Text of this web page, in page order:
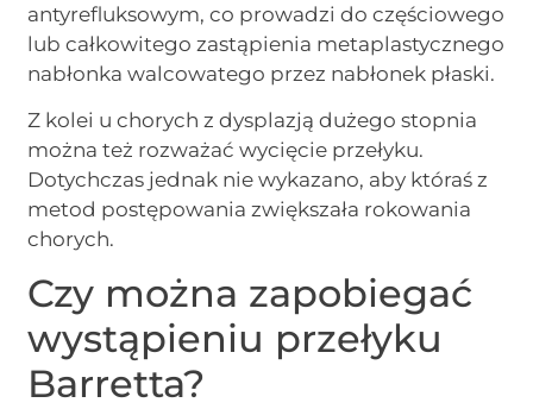
antyrefluksowym, co prowadzi do częściowego
lub całkowitego zastąpienia metaplastycznego
nabłonka walcowatego przez nabłonek płaski.
Z kolei u chorych z dysplazją dużego stopnia
można też rozważać wycięcie przełyku.
Dotychczas jednak nie wykazano, aby któraś z
metod postępowania zwiększała rokowania
chorych.
Czy można zapobiegać
wystąpieniu przełyku
Barretta?